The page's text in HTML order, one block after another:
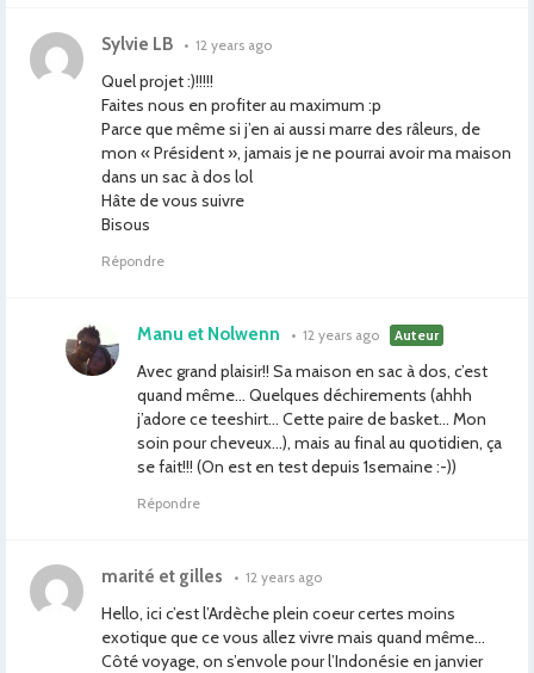
Sylvie LB • 12 years ago
Quel projet :)!!!!!
Faites nous en profiter au maximum :p
Parce que même si j’en ai aussi marre des râleurs, de
mon « Président », jamais je ne pourrai avoir ma maison
dans un sac à dos lol
Hâte de vous suivre
Bisous
Répondre
Manu et Nolwenn • 12 years ago Auteur
Avec grand plaisir!! Sa maison en sac à dos, c’est
quand même… Quelques déchirements (ahhh
j’adore ce teeshirt… Cette paire de basket… Mon
soin pour cheveux…), mais au final au quotidien, ça
se fait!!! (On est en test depuis 1semaine :-))
Répondre
marité et gilles • 12 years ago
Hello, ici c’est l’Ardèche plein coeur certes moins
exotique que ce vous allez vivre mais quand même…
Côté voyage, on s’envole pour l’Indonésie en janvier